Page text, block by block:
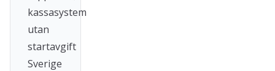
kassasystem
utan
startavgift
Sverige